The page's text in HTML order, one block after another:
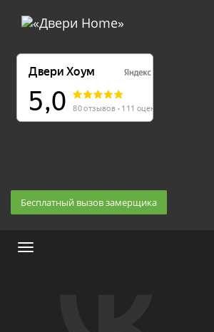
Бесплатный вызов замерщика
Меню